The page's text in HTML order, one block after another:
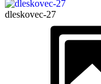
dleskovec-27